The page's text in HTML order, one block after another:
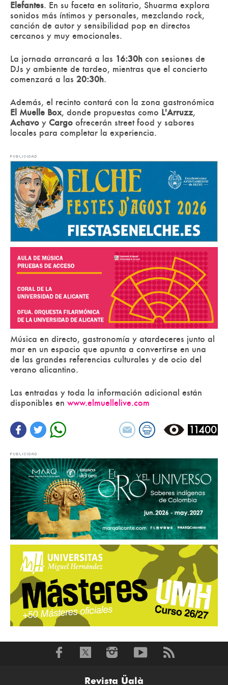
Elefantes. En su faceta en solitario, Shuarma explora
sonidos más íntimos y personales, mezclando rock,
canción de autor y sensibilidad pop en directos
cercanos y muy emocionales.
La jornada arrancará a las 16:30h con sesiones de
DJs y ambiente de tardeo, mientras que el concierto
comenzará a las 20:30h.
Además, el recinto contará con la zona gastronómica
El Muelle Box, donde propuestas como L'Arruzz,
Achavo y Cargo ofrecerán street food y sabores
locales para completar la experiencia.
Música en directo, gastronomía y atardeceres junto al
mar en un espacio que apunta a convertirse en una
de las grandes referencias culturales y de ocio del
verano alicantino.
Las entradas y toda la información adicional están
disponibles en www.elmuellelive.com
11400
Revista Üalà